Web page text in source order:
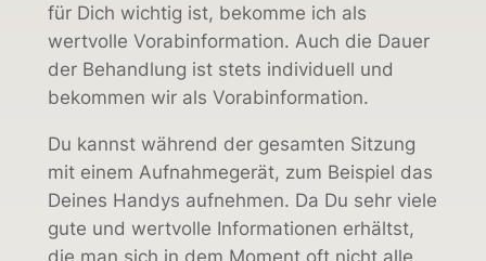
für Dich wichtig ist, bekomme ich als
wertvolle Vorabinformation. Auch die Dauer
der Behandlung ist stets individuell und
bekommen wir als Vorabinformation.
Du kannst während der gesamten Sitzung
mit einem Aufnahmegerät, zum Beispiel das
Deines Handys aufnehmen. Da Du sehr viele
gute und wertvolle Informationen erhältst,
die man sich in dem Moment oft nicht alle